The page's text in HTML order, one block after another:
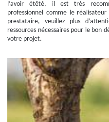
l’avoir étêté, il est très
professionnel comme le
prestataire, veuillez plus
ressources nécessaires pour le bon
votre projet.